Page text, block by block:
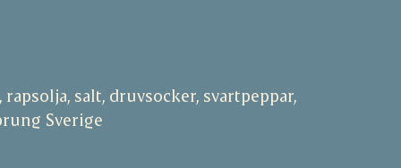
salt, druvsocker, svartpeppar,
Sverige